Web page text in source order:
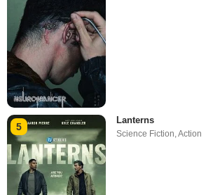
5
Lanterns
Science Fiction,Action